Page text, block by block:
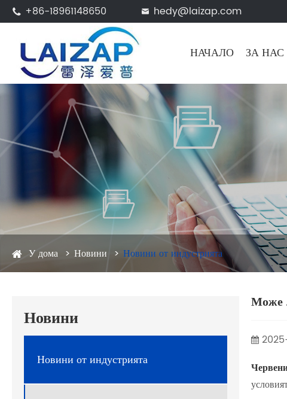
 +86-18961148650  hedy@laizap.com
НАЧАЛО ЗА НАС
У дома Новини Новини от индустрията
Новини
Новини от индустрията
Може